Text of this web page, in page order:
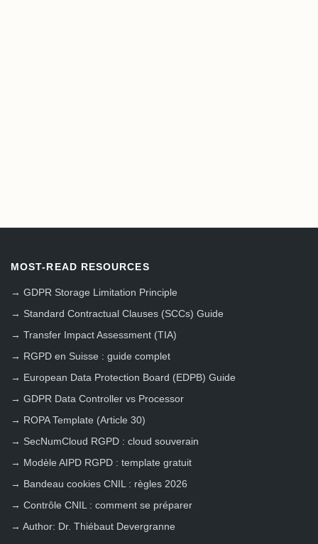
MOST-READ RESOURCES
→ GDPR Storage Limitation Principle
→ Standard Contractual Clauses (SCCs) Guide
→ Transfer Impact Assessment (TIA)
→ RGPD en Suisse : guide complet
→ European Data Protection Board (EDPB) Guide
→ GDPR Data Controller vs Processor
→ ROPA Template (Article 30)
→ SecNumCloud RGPD : cloud souverain
→ Modèle AIPD RGPD : template gratuit
→ Bandeau cookies CNIL : règles 2026
→ Contrôle CNIL : comment se préparer
→ Author: Dr. Thiébaut Devergranne